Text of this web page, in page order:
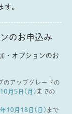
す。
のお申込み
・オプションのお
のアップグレードの
月5日(月) までの
10月18日(日) まで